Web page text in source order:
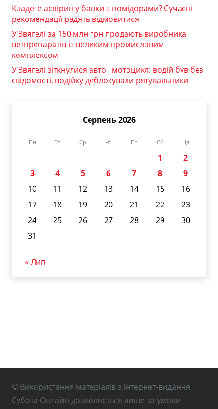
Кладете аспірин у банки з помідорами? Сучасні
рекомендації радять відмовитися
У Звягелі за 150 млн грн продають виробника
ветпрепаратів із великим промисловим
комплексом
У Звягелі зіткнулися авто і мотоцикл: водій був без
свідомості, водійку деблокували рятувальники
Серпень 2026
Пн Вт Ср Чт Пт Сб Нд
1
2
3
4 5 6 7 8
9
10
11 12 13 14 15
16
17
18 19 20 21 22
23
24
25 26 27 28 29
30
31
« Лип
© Використання матеріалів з інтернет-видання
Субота Онлайн дозволяється лише за умови